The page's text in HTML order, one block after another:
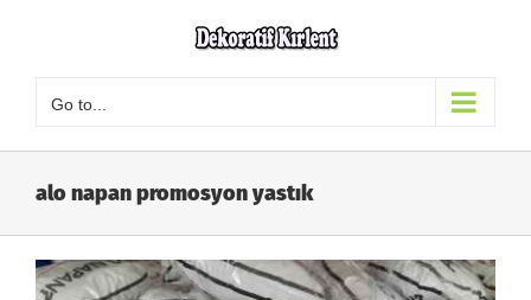
Go to...
alo napan promosyon yastık